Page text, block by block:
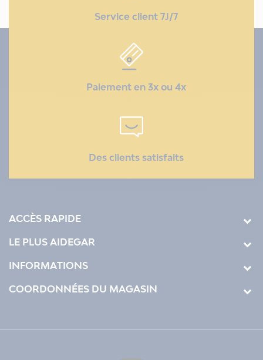
Service client 7J/7
Paiement en 3x ou 4x
Des clients satisfaits
ACCÈS RAPIDE
LE PLUS AIDEGAR
INFORMATIONS
COORDONNÉES DU MAGASIN